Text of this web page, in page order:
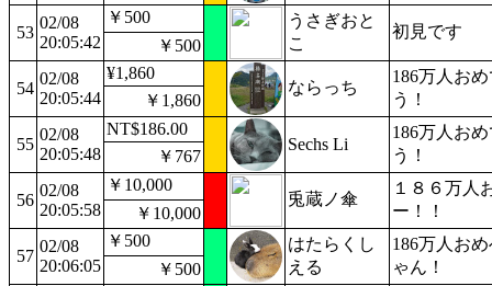
53
02/08
20:05:42
￥500
うさぎおと
こ
初見です
￥500
54
02/08
20:05:44
¥1,860
ならっち
186万人お
う！
￥1,860
55
02/08
20:05:48
NT$186.00
Sechs Li
186万人お
う！
￥767
56
02/08
20:05:58
￥10,000
兎蔵ノ傘
１８６万人
ー！！
￥10,000
57
02/08
20:06:05
￥500
はたらくし
える
186万人お
ゃん！
￥500